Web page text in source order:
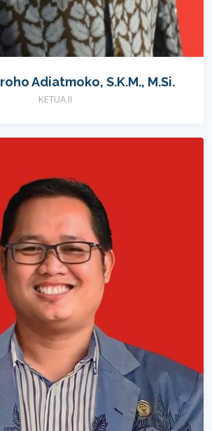
Adiatmoko, S.K.M., M.Si.
KETUA II